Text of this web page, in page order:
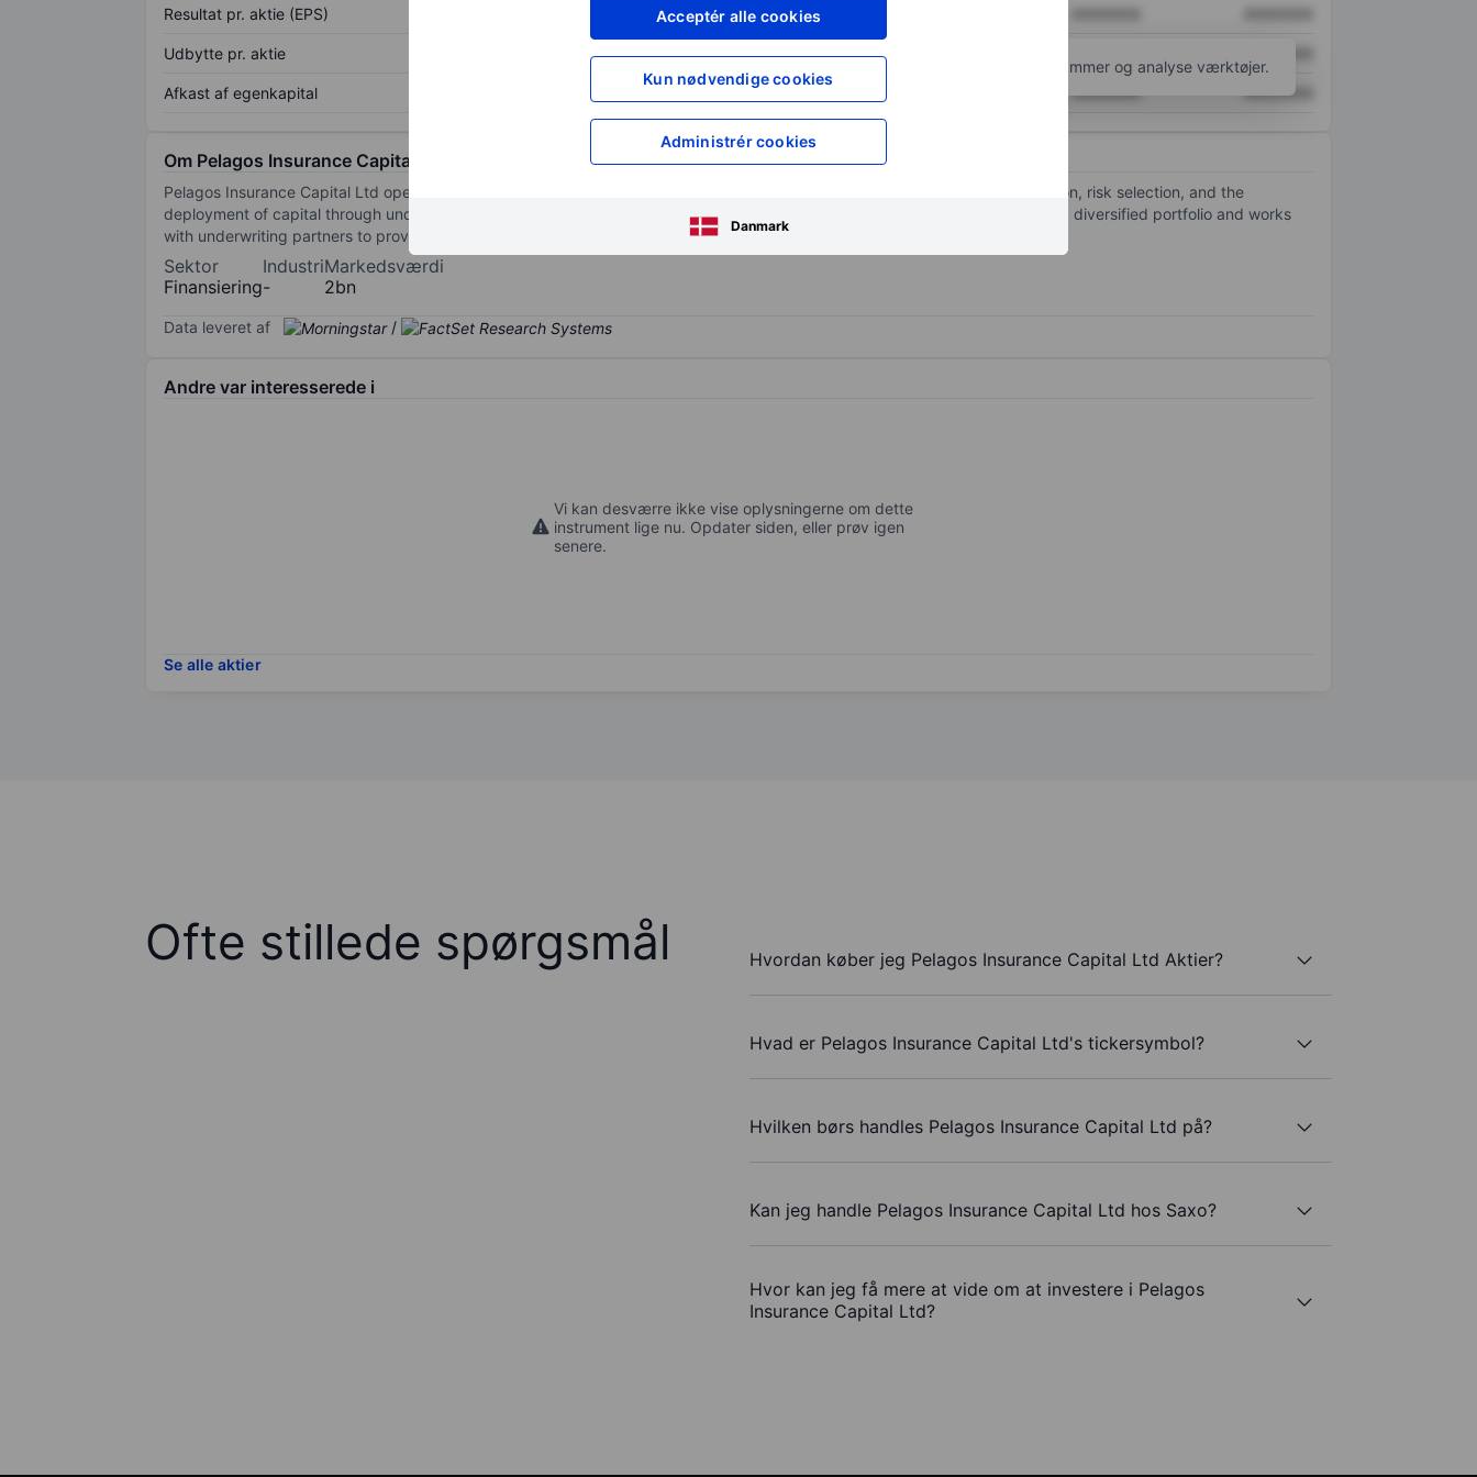
Acceptér alle cookies
Kun nødvendige cookies
Administrér cookies
Danmark
Resultat pr. aktie (EPS) XXXXXXX
Udbytte pr. aktie XXXXXXX
Afkast af egenkapital XXXXXXX XXXXXXX XXXXXXX
for at få adgang til flere diagrammer og analyse værktøjer.
Om Pelagos Insurance Capital Ltd
Pelagos Insurance Capital Ltd operates in the specialty insurance and reinsurance sector. Its activities include capital allocation, risk selection, and the
deployment of capital through underwriting partnerships across insurance and reinsurance markets. The company manages a diversified portfolio and works
with underwriting partners to provide insurance and reinsurance solutions to clients and brokers.
Sektor
Finansiering
Industri
-
Markedsværdi
2bn
Data leveret af /
Andre var interesserede i
Vi kan desværre ikke vise oplysningerne om dette
instrument lige nu. Opdater siden, eller prøv igen
senere.
Se alle aktier
Ofte stillede spørgsmål Hvordan køber jeg Pelagos Insurance Capital Ltd Aktier?
Hvad er Pelagos Insurance Capital Ltd's tickersymbol?
Hvilken børs handles Pelagos Insurance Capital Ltd på?
Kan jeg handle Pelagos Insurance Capital Ltd hos Saxo?
Hvor kan jeg få mere at vide om at investere i Pelagos
Insurance Capital Ltd?